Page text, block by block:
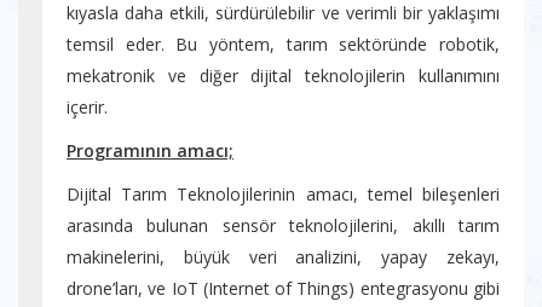
kıyasla daha etkili, sürdürülebilir ve verimli bir yaklaşımı
temsil eder. Bu yöntem, tarım sektöründe robotik,
mekatronik ve diğer dijital teknolojilerin kullanımını
içerir.
Programının amacı;
Dijital Tarım Teknolojilerinin amacı, temel bileşenleri
arasında bulunan sensör teknolojilerini, akıllı tarım
makinelerini, büyük veri analizini, yapay zekayı,
drone’ları, ve IoT (Internet of Things) entegrasyonu gibi